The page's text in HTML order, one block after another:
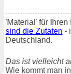
'Material' für
sind die Zutaten -
Deutschland.
Das ist vielleicht
Wie kommt man